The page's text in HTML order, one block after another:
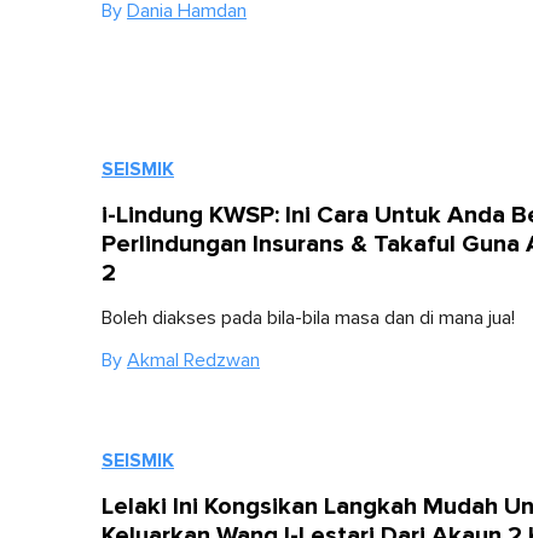
By Dania Hamdan
SEISMIK
i-Lindung KWSP: Ini Cara Untuk Anda
Perlindungan Insurans & Takaful Guna
2
Boleh diakses pada bila-bila masa dan di mana jua!
By Akmal Redzwan
SEISMIK
Lelaki Ini Kongsikan Langkah Mudah